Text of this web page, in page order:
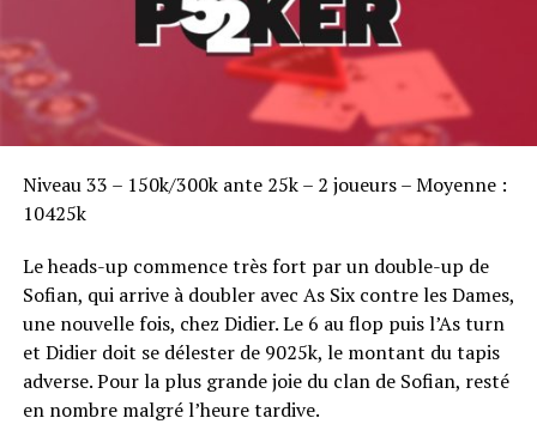
Niveau 33 – 150k/300k ante 25k – 2 joueurs – Moyenne :
10425k
Le heads-up commence très fort par un double-up de
Sofian, qui arrive à doubler avec As Six contre les Dames,
une nouvelle fois, chez Didier. Le 6 au flop puis l’As turn
et Didier doit se délester de 9025k, le montant du tapis
adverse. Pour la plus grande joie du clan de Sofian, resté
en nombre malgré l’heure tardive.